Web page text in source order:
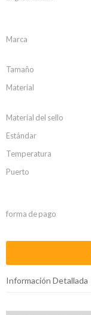
Marca
Tamaño
Material
Material del sello
Estándar
Temperatura
Puerto
forma de pago
Información Detallada